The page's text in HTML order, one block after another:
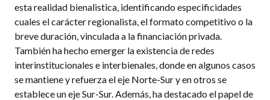
esta realidad bienalistica, identificando especificidades
cuales el carácter regionalista, el formato competitivo o la
breve duración, vinculada a la financiación privada.
También ha hecho emerger la existencia de redes
interinstitucionales e interbienales, donde en algunos casos
se mantiene y refuerza el eje Norte-Sur y en otros se
establece un eje Sur-Sur. Además, ha destacado el papel de